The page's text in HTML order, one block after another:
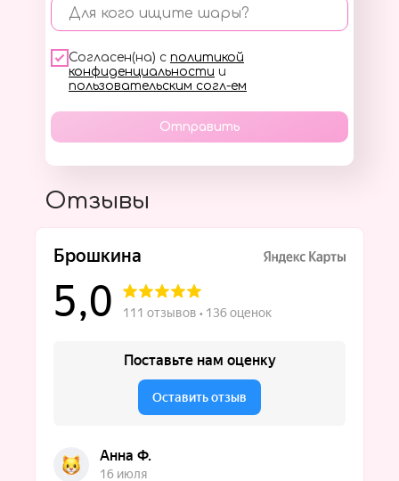
Для кого ищите шары?
Согласен(на) с политикой
конфиденциальности и
пользовательским согл-ем
Отправить
Отзывы